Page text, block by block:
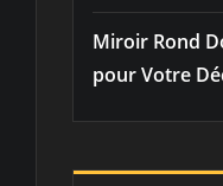
Miroir Rond
pour Votre